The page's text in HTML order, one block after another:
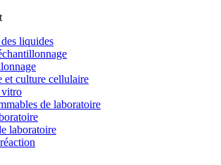
liquides
culture cellulaire
de laboratoire
laboratoire